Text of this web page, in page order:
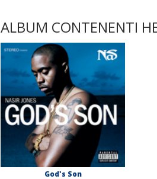
ALBUM CONTENENTI
God's Son